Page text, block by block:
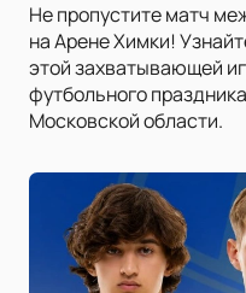
Не пропустите матч
на Арене Химки!
этой захватывающей
футбольного
Московской области.